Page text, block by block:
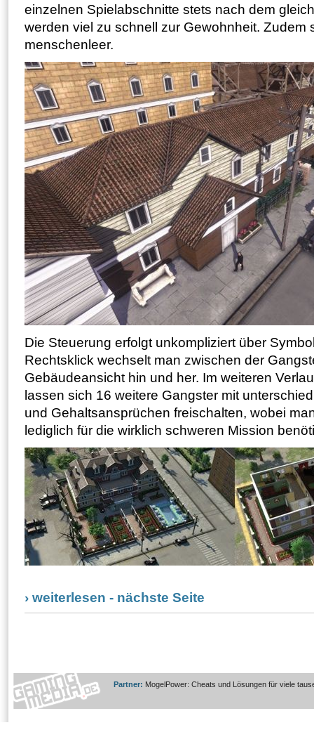
einzelnen Spielabschnitte stets nach dem
werden viel zu schnell zur Gewohnheit. Zudem
menschenleer.
Die Steuerung erfolgt unkompliziert über
Rechtsklick wechselt man zwischen der
Gebäudeansicht hin und her. Im weiteren
lassen sich 16 weitere Gangster mit
und Gehaltsansprüchen freischalten, wobei
lediglich für die wirklich schweren Mission
› weiterlesen - nächste Seite
Partner: MogelPower: Cheats und Lösungen für viele